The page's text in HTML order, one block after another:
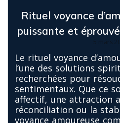
Rituel voyance
puissante et
Le rituel voyance
l’une des solutions
recherchées pour
sentimentaux. Que ce
affectif, une attraction
réconciliation ou la
voyance amoureuse